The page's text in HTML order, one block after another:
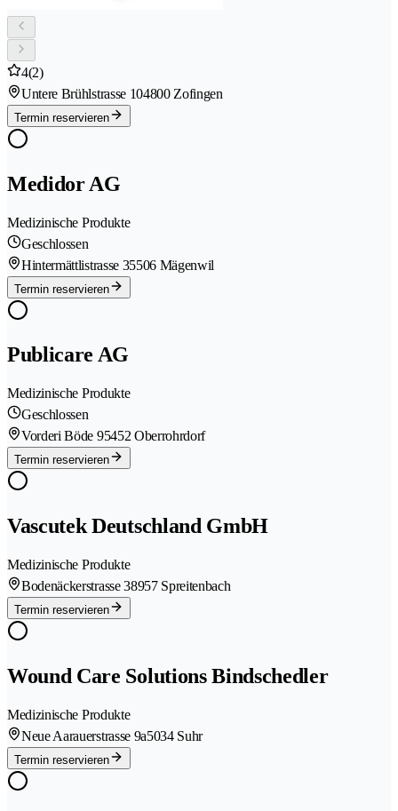
4(2)
Untere Brühlstrasse 104800 Zofingen
Termin reservieren
Medidor AG
Medizinische Produkte
Geschlossen
Hintermättlistrasse 35506 Mägenwil
Termin reservieren
Publicare AG
Medizinische Produkte
Geschlossen
Vorderi Böde 95452 Oberrohrdorf
Termin reservieren
Vascutek Deutschland GmbH
Medizinische Produkte
Bodenäckerstrasse 38957 Spreitenbach
Termin reservieren
Wound Care Solutions Bindschedler
Medizinische Produkte
Neue Aarauerstrasse 9a5034 Suhr
Termin reservieren